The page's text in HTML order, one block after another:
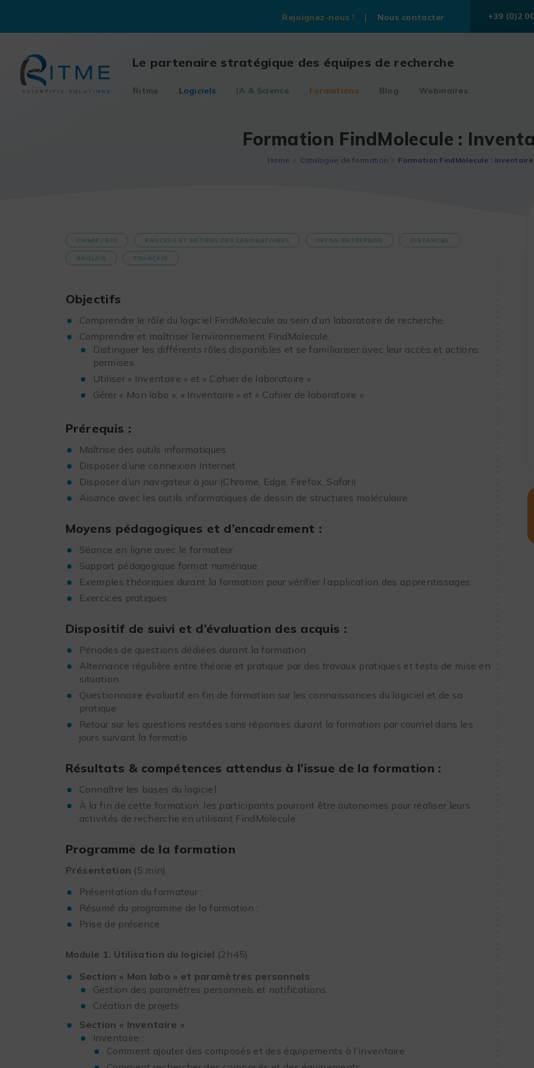
content
Rejoignez-nous ! Nous contacter +39 (0)2
Le partenaire stratégique des équipes de recherche
Ritme Logiciels IA & Science Formations Blog Webinaires
Formation FindMolecule :
Home Catalogue de formation Formation FindMolecule : Inventaire
CHIMIE / BIO PROCESS ET MÉTIERS DES LABORATOIRES INTRA-ENTREPRISE DISTANCIEL
ANGLAIS FRANÇAIS
Objectifs
Comprendre le rôle du logiciel FindMolecule au sein d’un laboratoire de recherche.
Comprendre et maîtriser l’environnement FindMolecule.
Distinguer les différents rôles disponibles et se familiariser avec leur accès et actions
permises
Utiliser « Inventaire » et « Cahier de laboratoire »
Gérer « Mon labo », « Inventaire » et « Cahier de laboratoire »
Prérequis :
Maîtrise des outils informatiques
Disposer d’une connexion Internet
Disposer d’un navigateur à jour (Chrome, Edge, Firefox, Safari)
Aisance avec les outils informatiques de dessin de structures moléculaire
Moyens pédagogiques et d’encadrement :
Séance en ligne avec le formateur
Support pédagogique format numérique
Exemples théoriques durant la formation pour vérifier l’application des apprentissages
Exercices pratiques
Dispositif de suivi et d’évaluation des acquis :
Périodes de questions dédiées durant la formation
Alternance régulière entre théorie et pratique par des travaux pratiques et tests de mise en
situation
Questionnaire évaluatif en fin de formation sur les connaissances du logiciel et de sa
pratique
Retour sur les questions restées sans réponses durant la formation par courriel dans les
jours suivant la formatio
Résultats & compétences attendus à l’issue de la formation :
Connaître les bases du logiciel
À la fin de cette formation, les participants pourront être autonomes pour réaliser leurs
activités de recherche en utilisant FindMolecule.
Programme de la formation
Présentation (5 min)
Présentation du formateur ;
Résumé du programme de la formation ;
Prise de présence
Module 1. Utilisation du logiciel (2h45)
Section « Mon labo » et paramètres personnels
Gestion des paramètres personnels et notifications
Création de projets
Section « Inventaire »
Inventaire :
Comment ajouter des composés et des équipements à l’inventaire